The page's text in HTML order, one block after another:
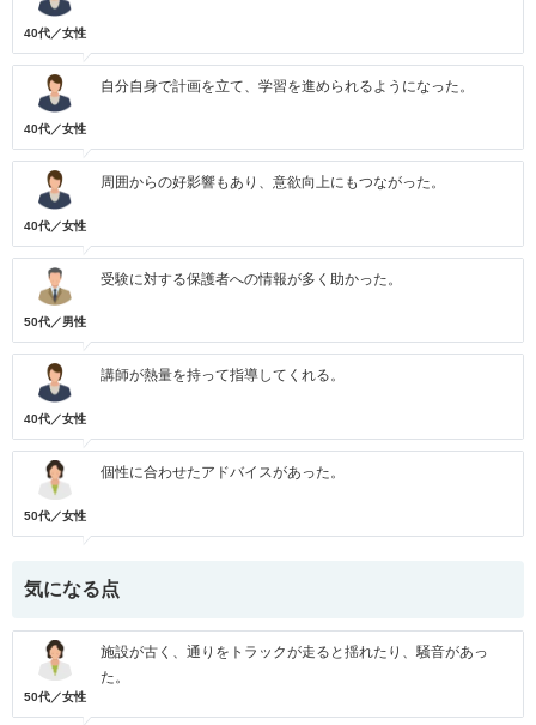
40代／女性
40代／女性
自分自身で計画を立て、学習を進められるようになった。
40代／女性
周囲からの好影響もあり、意欲向上にもつながった。
50代／男性
受験に対する保護者への情報が多く助かった。
40代／女性
講師が熱量を持って指導してくれる。
50代／女性
個性に合わせたアドバイスがあった。
気になる点
50代／女性
施設が古く、通りをトラックが走ると揺れたり、騒音があっ
た。